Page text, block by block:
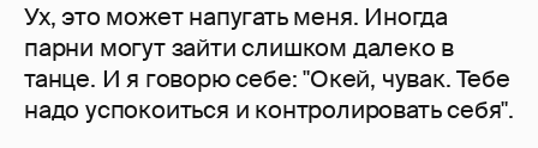
Ух, это может напугать меня. Иногда
парни могут зайти слишком далеко в
танце. И я говорю себе: "Окей, чувак. Тебе
надо успокоиться и контролировать себя".